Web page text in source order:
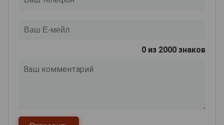
0 из 2000 знаков